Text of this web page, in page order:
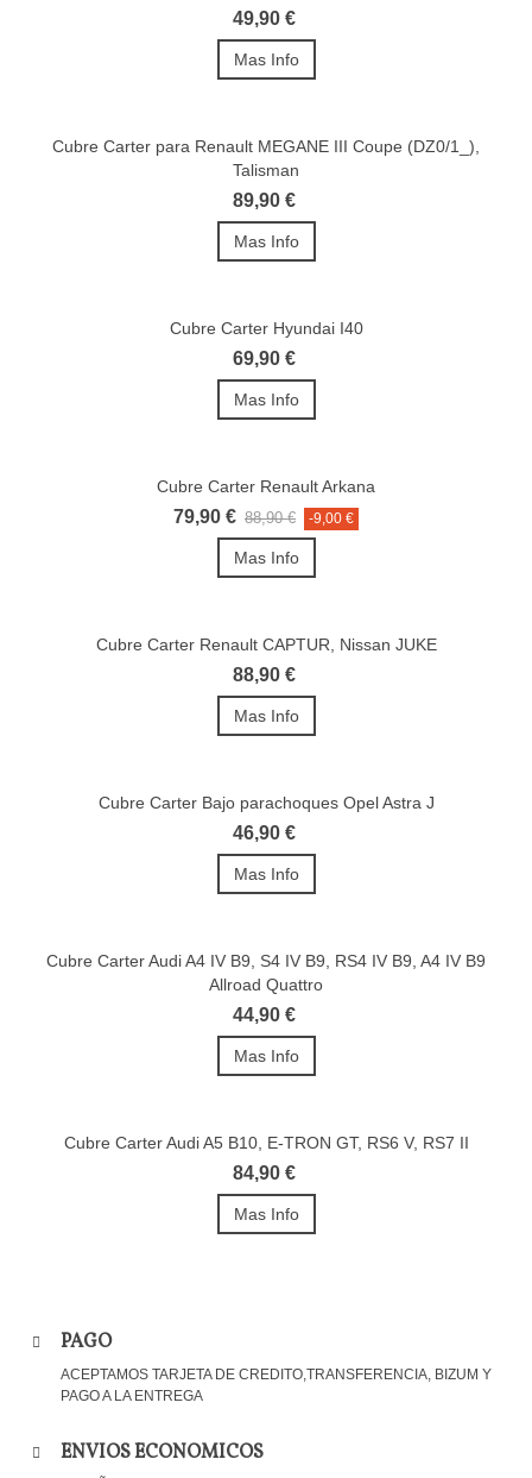
49,90 €
Mas Info
Cubre Carter para Renault MEGANE III Coupe (DZ0/1_),
Talisman
89,90 €
Mas Info
Cubre Carter Hyundai I40
69,90 €
Mas Info
Cubre Carter Renault Arkana
79,90 € 88,90 € -9,00 €
Mas Info
Cubre Carter Renault CAPTUR, Nissan JUKE
88,90 €
Mas Info
Cubre Carter Bajo parachoques Opel Astra J
46,90 €
Mas Info
Cubre Carter Audi A4 IV B9, S4 IV B9, RS4 IV B9, A4 IV B9
Allroad Quattro
44,90 €
Mas Info
Cubre Carter Audi A5 B10, E-TRON GT, RS6 V, RS7 II
84,90 €
Mas Info
PAGO
ACEPTAMOS TARJETA DE CREDITO,TRANSFERENCIA, BIZUM Y
PAGO A LA ENTREGA
ENVIOS ECONOMICOS